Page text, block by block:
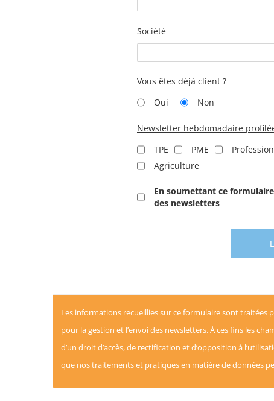
Société
Vous êtes déjà client ?
Oui
Non
Newsletter hebdomadaire
TPE
PME
Agriculture
En soumettant ce
des newsletters
Les informations recueillies sur ce formulaire sont traitées
pour la gestion et l’envoi des newsletters. À ces fins les
d’un droit d’accès, de rectification et d’opposition à
que nos traitements et pratiques en matière de données